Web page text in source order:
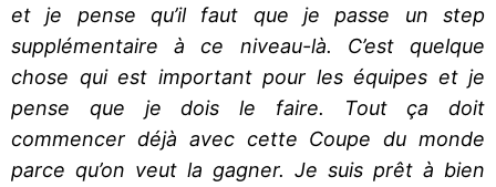
et je pense qu’il faut que je passe un step
supplémentaire à ce niveau-là. C’est quelque
chose qui est important pour les équipes et je
pense que je dois le faire. Tout ça doit
commencer déjà avec cette Coupe du monde
parce qu’on veut la gagner. Je suis prêt à bien